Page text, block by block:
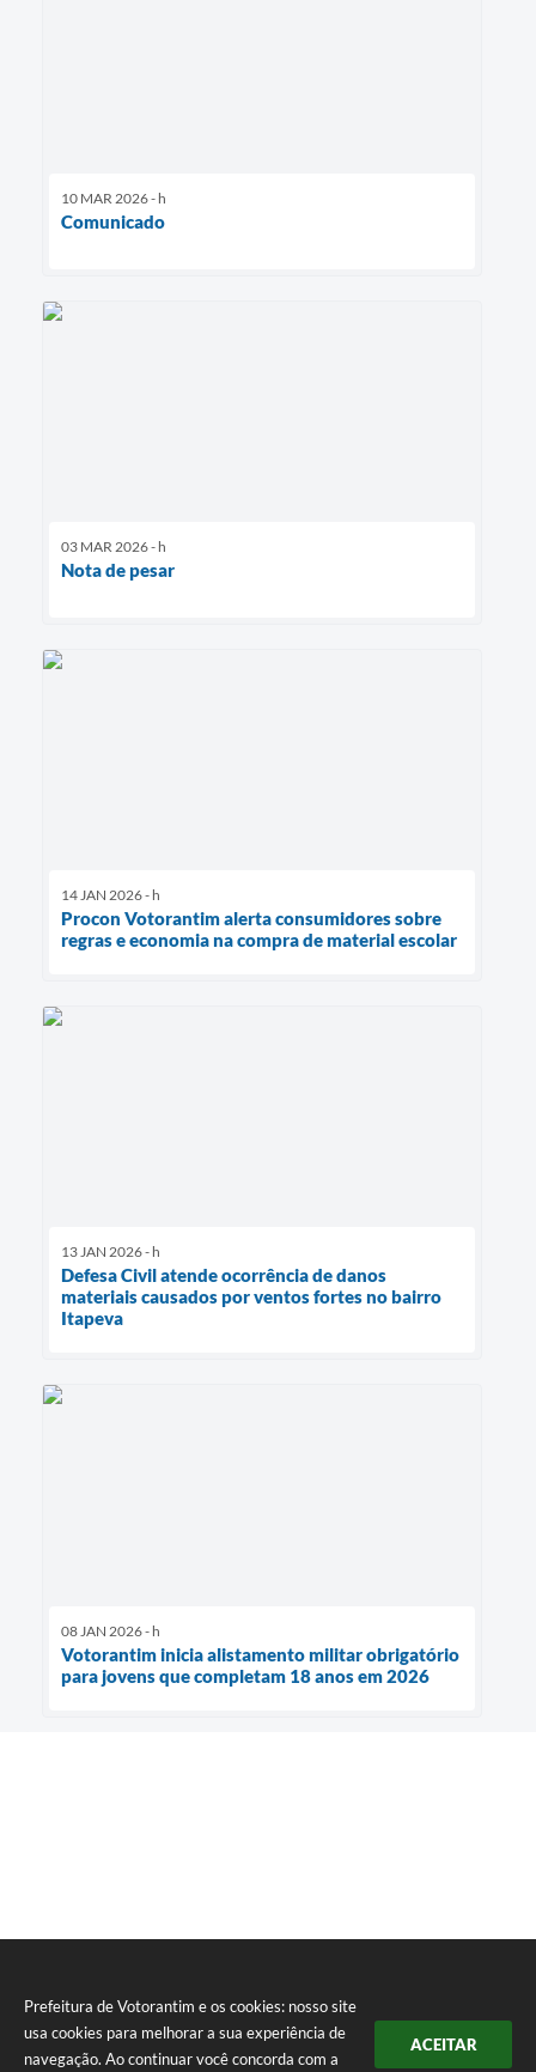
Prefeitura de Votorantim e os cookies: nosso site
usa cookies para melhorar a sua experiência de
navegação. Ao continuar você concorda com a
ACEITAR
10 MAR 2026 - h
Comunicado
03 MAR 2026 - h
Nota de pesar
14 JAN 2026 - h
Procon Votorantim alerta consumidores sobre
regras e economia na compra de material escolar
13 JAN 2026 - h
Defesa Civil atende ocorrência de danos
materiais causados por ventos fortes no bairro
Itapeva
08 JAN 2026 - h
Votorantim inicia alistamento militar obrigatório
para jovens que completam 18 anos em 2026